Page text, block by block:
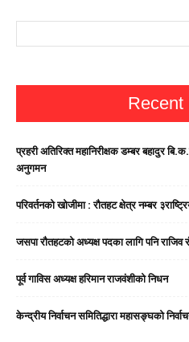
Recent
प्रहरी अतिरिक्त महानिरीक्षक डम्बर बहादुर
अनुगमन
परिवर्तनको खोजीमा : रौतहट क्षेत्र नम्बर
जसपा राैतहटको अध्यक्ष पदका लागि पनि
पूर्व गाविस अध्यक्ष हरिमान राजवंशीको निधन
केन्द्रीय निर्वाचन समितिद्धारा महासङ्घको